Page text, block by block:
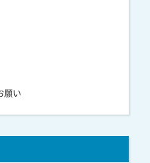
願い